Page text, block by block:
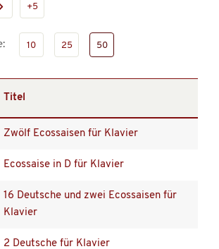
+5
10 25 50
Titel
Zwölf Ecossaisen für Klavier
Ecossaise in D für Klavier
16 Deutsche und zwei Ecossaisen für
Klavier
2 Deutsche für Klavier